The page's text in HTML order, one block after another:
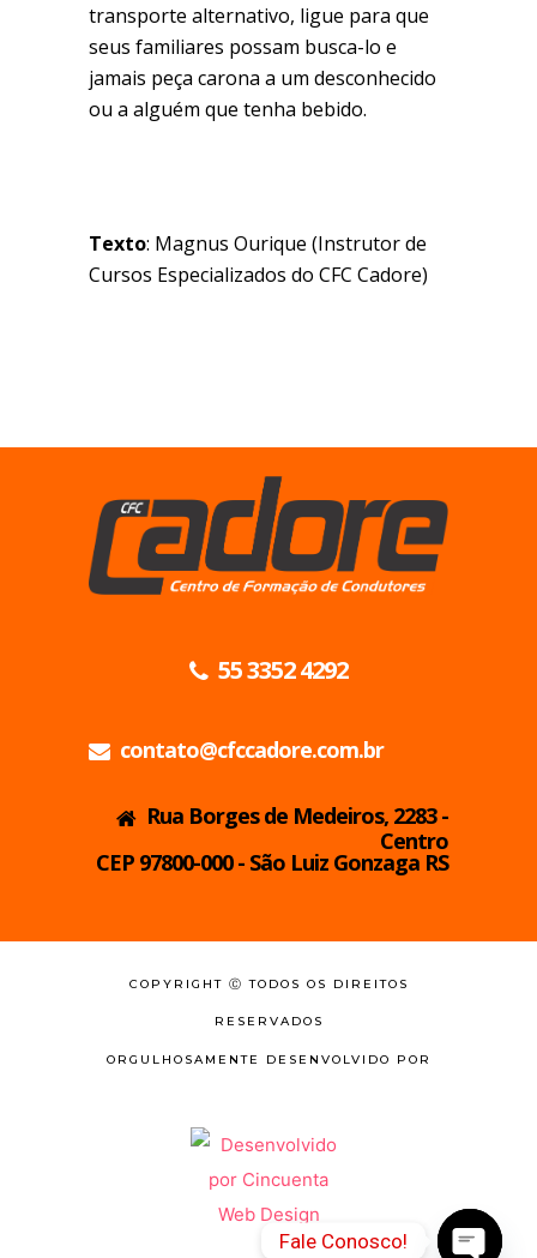
transporte alternativo, ligue para que
seus familiares possam busca-lo e
jamais peça carona a um desconhecido
ou a alguém que tenha bebido.
Texto: Magnus Ourique (Instrutor de
Cursos Especializados do CFC Cadore)
55 3352 4292
contato@cfccadore.com.br
Rua Borges de Medeiros, 2283 -
Centro
CEP 97800-000 - São Luiz Gonzaga RS
COPYRIGHT Ⓒ TODOS OS DIREITOS
RESERVADOS
ORGULHOSAMENTE DESENVOLVIDO POR
Fale Conosco!